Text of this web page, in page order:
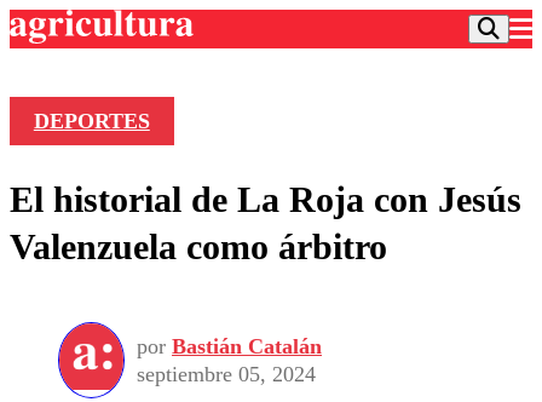
Frecuencias
Agricultura TV
Deportes
Motor
Otros Deportes
Dato Practico
Vida Social
Publicaciones en medios
DEPORTES
El historial de La Roja con Jesús
Valenzuela como árbitro
por Bastián Catalán
septiembre 05, 2024